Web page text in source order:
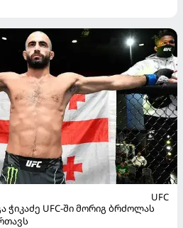
UFC
ჭიკაძე UFC-ში მორიგ ბრძოლას